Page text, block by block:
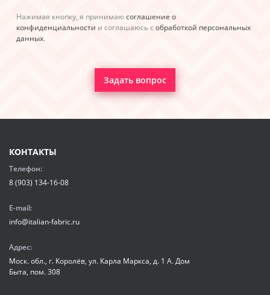
Нажимая кнопку, я принимаюсоглашение о
конфиденциальности и соглашаюсь с обработкой персональных
данных.
Задать вопрос
КОНТАКТЫ
Телефон:
8 (903) 134-16-08
E-mail:
info@italian-fabric.ru
Адрес:
Моск. обл., г. Королёв, ул. Карла Маркса, д. 1 А. Дом
Быта, пом. 308